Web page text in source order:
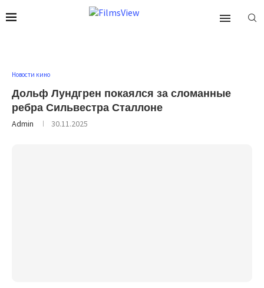
Новости кино
Дольф Лундгрен покаялся за сломанные
ребра Сильвестра Сталлоне
Admin 30.11.2025